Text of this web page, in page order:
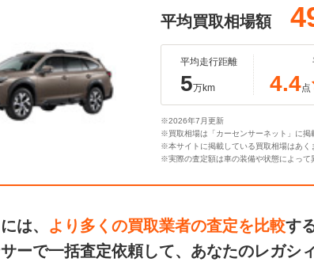
平均買取相場額
平均走行距離
5万km 4.4点
※2026年7月更新
※買取相場は「カーセンサーネット」に掲
※本サイトに掲載している買取相場はあく
※実際の査定額は車の装備や状態によって
は、 より多くの買取業者の査定を比較す
ーで一括査定依頼して、あなたのレガシ